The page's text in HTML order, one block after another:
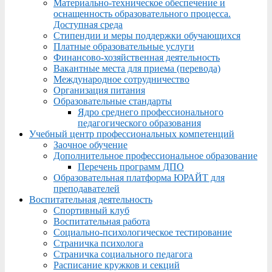
Материально-техническое обеспечение и
оснащенность образовательного процесса.
Доступная среда
Стипендии и меры поддержки обучающихся
Платные образовательные услуги
Финансово-хозяйственная деятельность
Вакантные места для приема (перевода)
Международное сотрудничество
Организация питания
Образовательные стандарты
Ядро среднего профессионального
педагогического образования
Учебный центр профессиональных компетенций
Заочное обучение
Дополнительное профессиональное образование
Перечень программ ДПО
Образовательная платформа ЮРАЙТ для
преподавателей
Воспитательная деятельность
Спортивный клуб
Воспитательная работа
Социально-психологическое тестирование
Страничка психолога
Страничка социального педагога
Расписание кружков и секций